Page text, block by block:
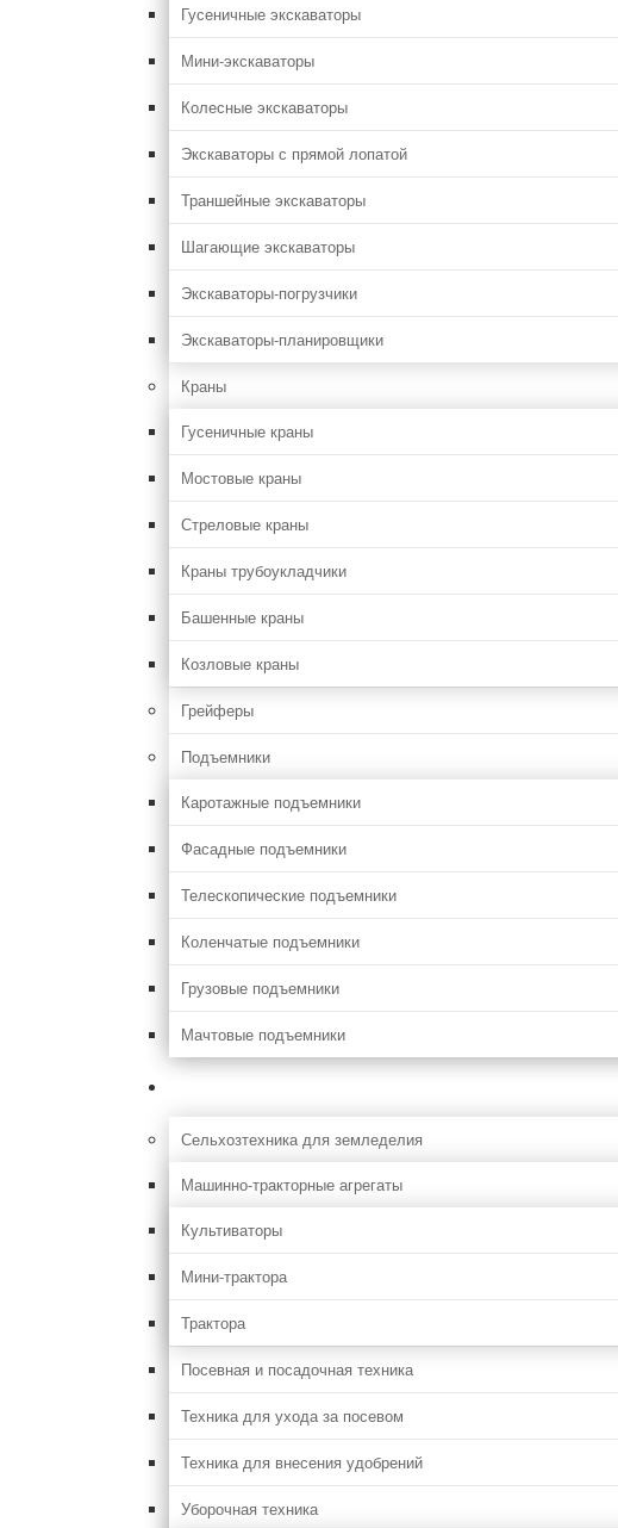
Гусеничные экскаваторы
Мини-экскаваторы
Колесные экскаваторы
Экскаваторы с прямой лопатой
Траншейные экскаваторы
Шагающие экскаваторы
Экскаваторы-погрузчики
Экскаваторы-планировщики
Краны
Гусеничные краны
Мостовые краны
Стреловые краны
Краны трубоукладчики
Башенные краны
Козловые краны
Грейферы
Подъемники
Каротажные подъемники
Фасадные подъемники
Телескопические подъемники
Коленчатые подъемники
Грузовые подъемники
Мачтовые подъемники
Сельхозтехника для земледелия
Машинно-тракторные агрегаты
Культиваторы
Мини-трактора
Трактора
Посевная и посадочная техника
Техника для ухода за посевом
Техника для внесения удобрений
Уборочная техника